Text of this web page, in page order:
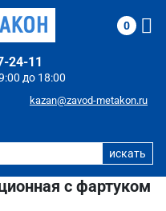
до 18:00
24-11
kazan@zavod-metakon.ru
0
с фартуком